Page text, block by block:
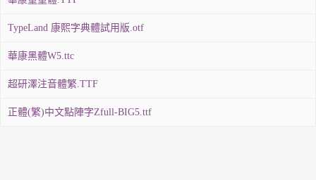
TypeLand 康熙字典體試用版.otf
華康黑體W5.ttc
超研澤注音體繁.TTF
正體(繁)中文點陣字Zfull-BIG5.ttf